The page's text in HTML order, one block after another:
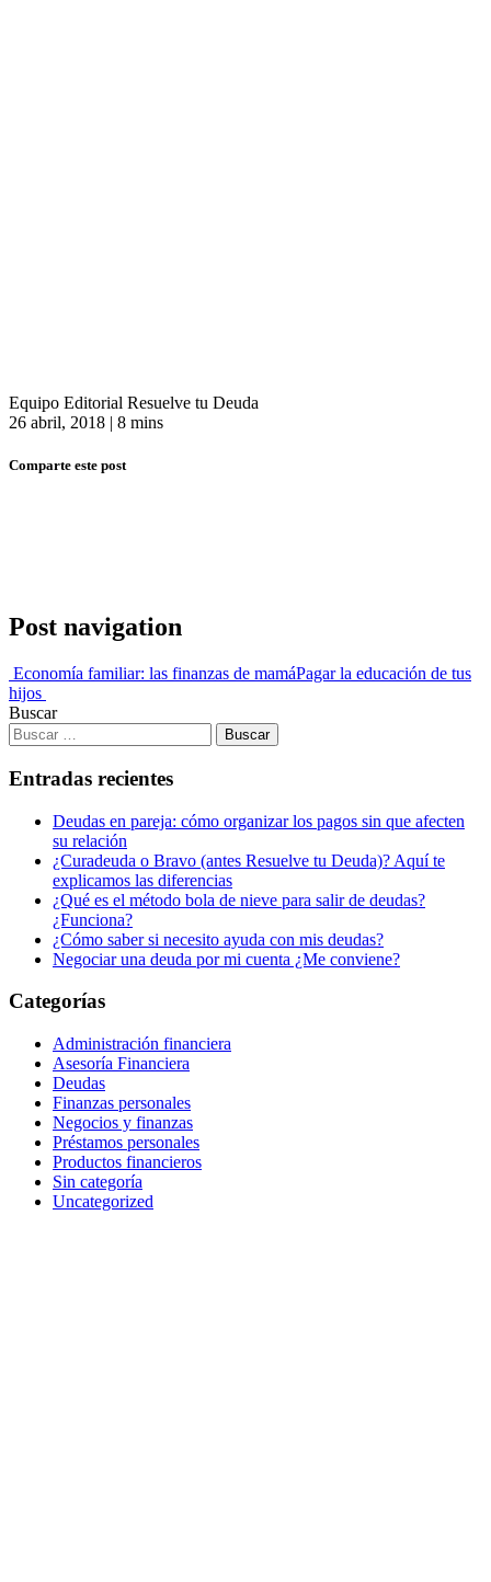
Equipo Editorial Resuelve tu Deuda
26 abril, 2018 | 8 mins
Comparte este post
Post navigation
Economía familiar: las finanzas de mamáPagar la educación de tus
hijos
Buscar
Entradas recientes
Deudas en pareja: cómo organizar los pagos sin que afecten
su relación
¿Curadeuda o Bravo (antes Resuelve tu Deuda)? Aquí te
explicamos las diferencias
¿Qué es el método bola de nieve para salir de deudas?
¿Funciona?
¿Cómo saber si necesito ayuda con mis deudas?
Negociar una deuda por mi cuenta ¿Me conviene?
Categorías
Administración financiera
Asesoría Financiera
Deudas
Finanzas personales
Negocios y finanzas
Préstamos personales
Productos financieros
Sin categoría
Uncategorized